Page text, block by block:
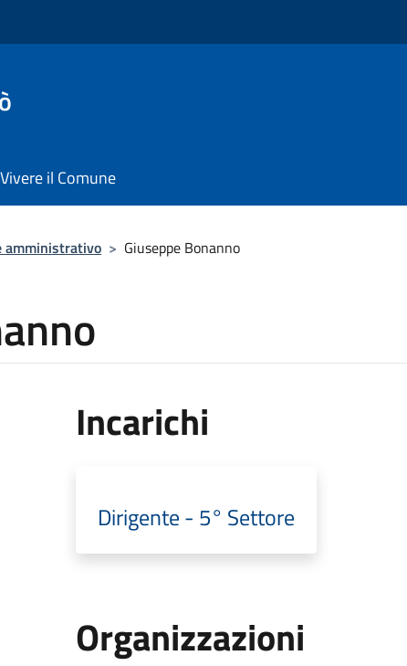
Vivere il Comune
amministrativo > Giuseppe Bonanno
Incarichi
Dirigente - 5° Settore
Organizzazioni